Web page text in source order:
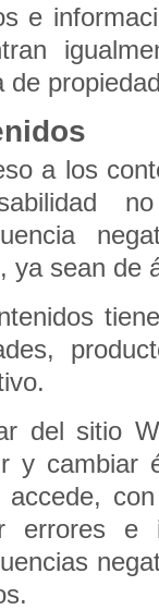
e
de
a los
ya sean de
del sitio
y cambiar
accede,
errores e